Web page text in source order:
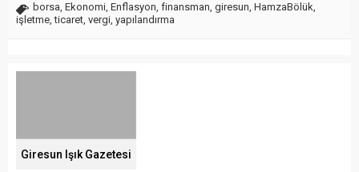
borsa, Ekonomi, Enflasyon, finansman, giresun, HamzaBölük,
işletme,ticaret, vergi, yapılandırma
Giresun Işık Gazetesi